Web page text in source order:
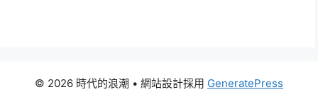
© 2026 時代的浪潮 • 網站設計採用 GeneratePress